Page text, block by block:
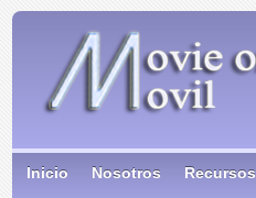
Inicio Nosotros Recursos